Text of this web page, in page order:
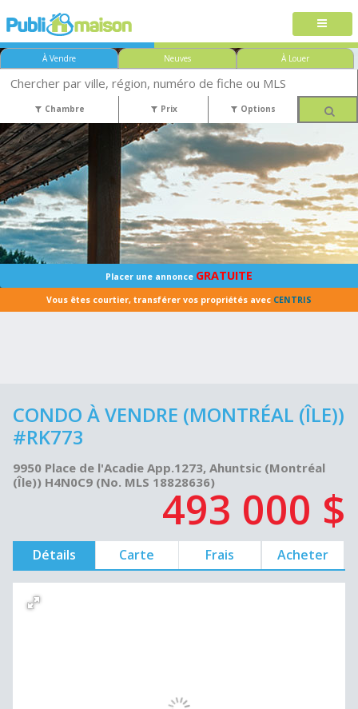
À Vendre Neuves À Louer
Chambre Prix Options
Placer une annonce GRATUITE
Vous êtes courtier, transférer vos propriétés avec CENTRIS
CONDO À VENDRE (MONTRÉAL (ÎLE))
#RK773
9950 Place de l'Acadie App.1273, Ahuntsic (Montréal
(Île)) H4N0C9 (No. MLS 18828636)493 000 $
Détails Carte Frais Acheter